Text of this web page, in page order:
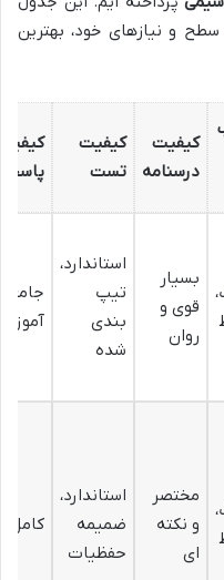
و نیازهای خود، بهترین
کیفیت
درسنامه
کیفیت
تست
بسیار
قوی و
روان
استاندارد،
تیپ
بندی
شده
جامع
مختصر
و نکته
ای
استاندارد،
ضمیمه
حفظیات
کامل